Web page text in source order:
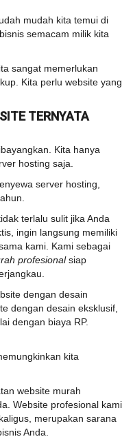
mudah kita temui di
semacam milik kita
sangat memerlukan
Kita perlu website yang
TERNYATA
Kita hanya
hosting saja.
server hosting,
terlalu sulit jika Anda
ingin langsung memiliki
kami. Kami sebagai
profesionalsiap
dengan desain
dengan desain eksklusif,
dengan biaya RP.
kita
website murah
Website profesional kami
merupakan sarana
Anda.